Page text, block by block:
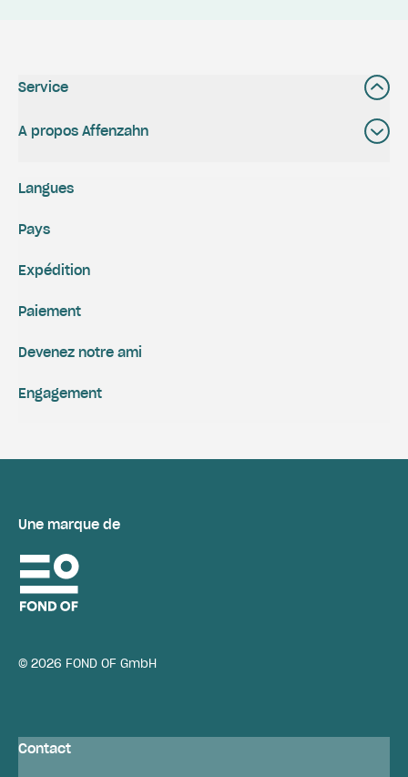
Service
A propos Affenzahn
Expédition
Paiement
Engagement
Devenez notre ami
Langues
Pays
Une marque de
© 2026 FOND OF GmbH
Contact